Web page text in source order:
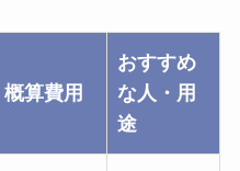
概算費用
おすすめ
な人・用
途